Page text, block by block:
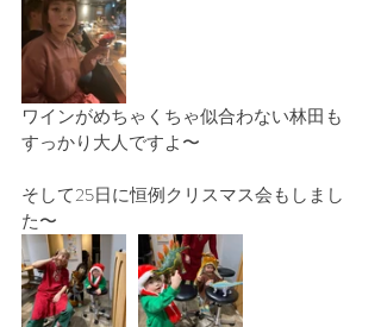
ワインがめちゃくちゃ似合わない林田も
すっかり大人ですよ〜
そして25日に恒例クリスマス会もしまし
た〜